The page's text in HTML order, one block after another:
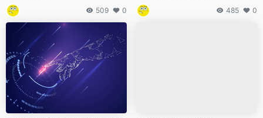
509 0 485 0